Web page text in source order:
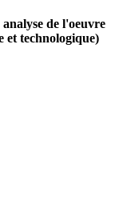
de l'oeuvre
et technologique)